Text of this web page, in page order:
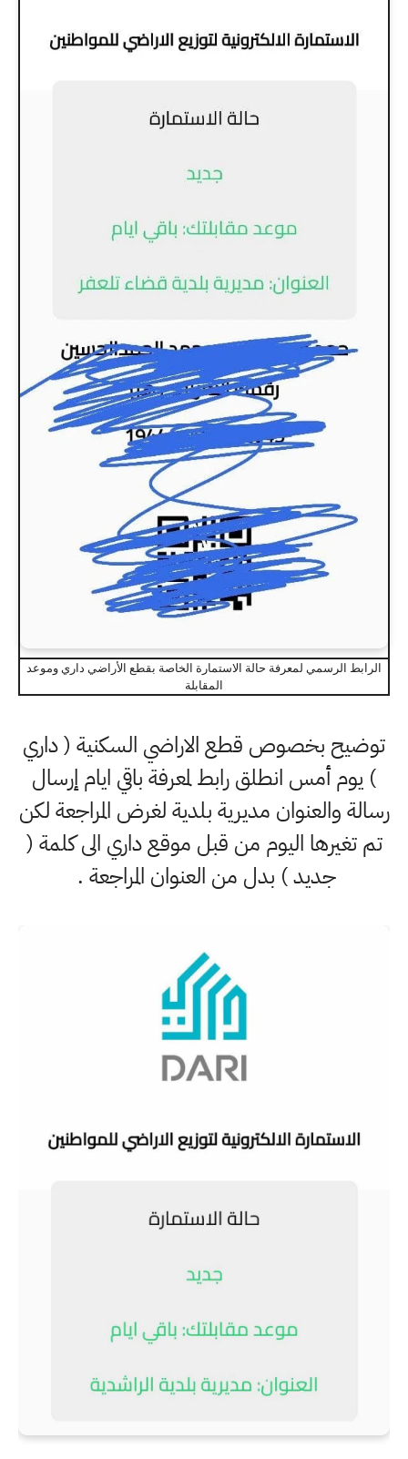
الرابط الرسمي لمعرفة حالة الاستمارة الخاصة بقطع الأراضي داري وموعد
المقابلة
توضيح بخصوص قطع الاراضي السكنية ( داري
) يوم أمس انطلق رابط لمعرفة باقي ايام إرسال
رسالة والعنوان مديرية بلدية لغرض المراجعة لكن
تم تغيرها اليوم من قبل موقع داري الى كلمة (
جديد ) بدل من العنوان المراجعة .